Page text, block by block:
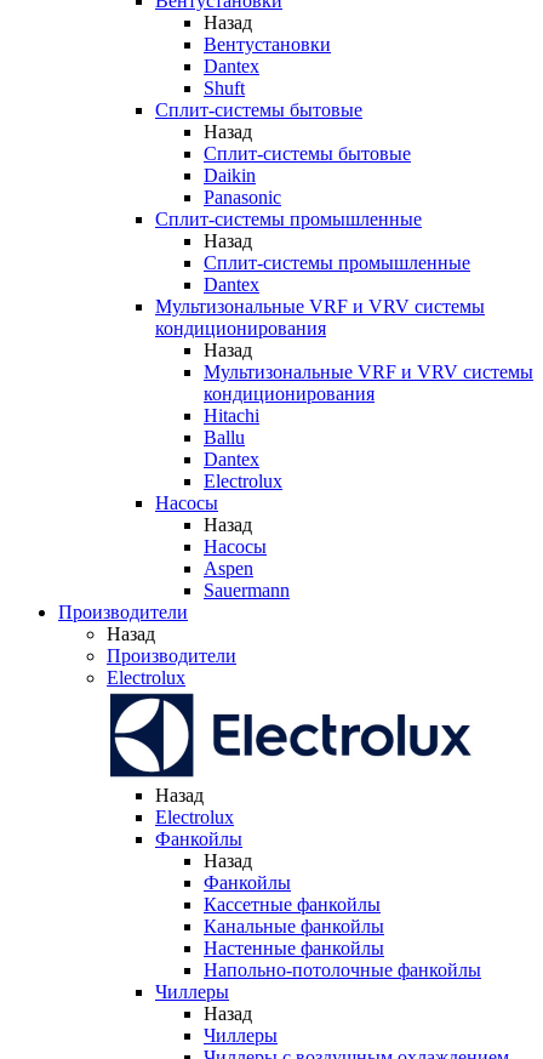
Назад
Вентустановки
Dantex
Shuft
Сплит-системы бытовые
Назад
Сплит-системы бытовые
Daikin
Panasonic
Сплит-системы промышленные
Назад
Сплит-системы промышленные
Dantex
Мультизональные VRF и VRV системы
кондиционирования
Назад
Мультизональные VRF и VRV системы
кондиционирования
Hitachi
Ballu
Dantex
Electrolux
Насосы
Назад
Насосы
Aspen
Sauermann
Производители
Назад
Производители
Electrolux
Назад
Electrolux
Фанкойлы
Назад
Фанкойлы
Кассетные фанкойлы
Канальные фанкойлы
Настенные фанкойлы
Напольно-потолочные фанкойлы
Чиллеры
Назад
Чиллеры